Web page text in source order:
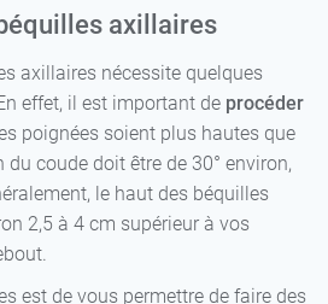
axillaires
axillaires nécessite quelques
effet, il est important de procéder
poignées soient plus hautes que
coude doit être de 30° environ,
le haut des béquilles
2,5 à 4 cm supérieur à vos
est de vous permettre de faire des